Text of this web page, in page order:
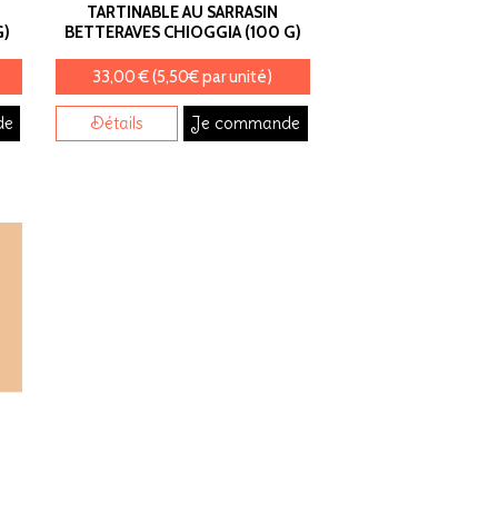
TARTINABLE AU SARRASIN
BETTERAVES CHIOGGIA (100 G)
33,00 € (5,50€ par unité)
Détails Je commande